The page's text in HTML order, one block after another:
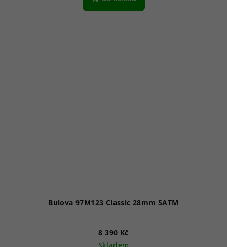
Bulova 97M123 Classic 28mm 5ATM
8 390 Kč